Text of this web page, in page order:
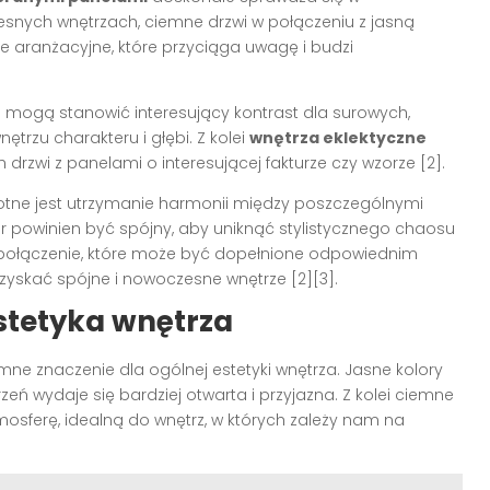
wnętrzach, ciemne drzwi w połączeniu z jasną
aranżacyjne, które przyciąga uwagę i budzi
mogą stanowić interesujący kontrast dla surowych,
charakteru i głębi. Z kolei wnętrza eklektyczne
z panelami o interesującej fakturze czy wzorze [2].
jest utrzymanie harmonii między poszczególnymi
być spójny, aby uniknąć stylistycznego chaosu
które może być dopełnione odpowiednim
spójne i nowoczesne wnętrze [2][3].
wnętrza
znaczenie dla ogólnej estetyki wnętrza. Jasne kolory
wydaje się bardziej otwarta i przyjazna. Z kolei ciemne
idealną do wnętrz, w których zależy nam na